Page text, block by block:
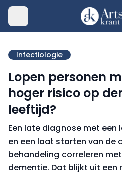
Infectiologie
Lopen personen
hoger risico op
leeftijd?
Een late diagnose met
en een laat starten van de
behandeling correleren
dementie. Dat blijkt uit